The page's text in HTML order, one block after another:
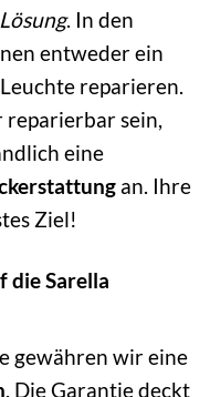
. In den
entweder ein
reparieren.
reparierbar sein,
eine
an. Ihre
Ziel!
die Sarella
gewähren wir eine
. Die Garantie deckt